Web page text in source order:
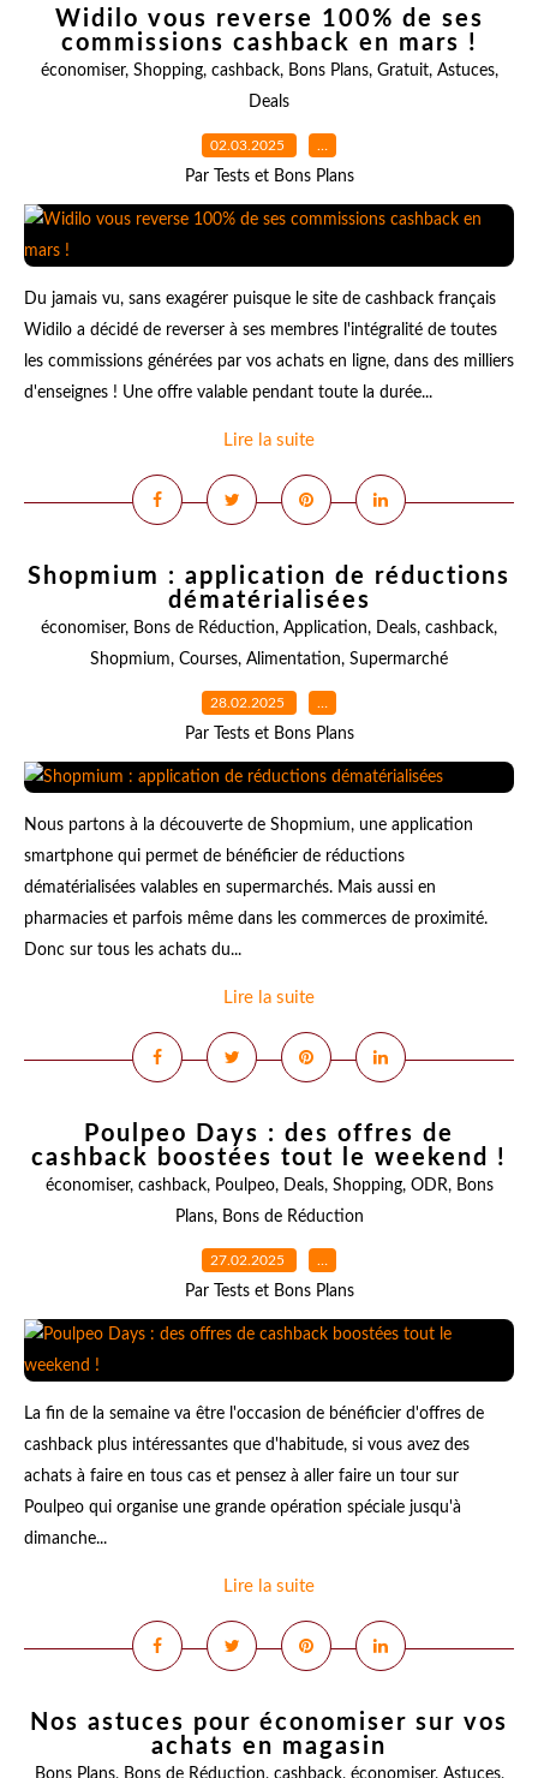
Widilo vous reverse 100% de ses
commissions cashback en mars !
économiser, Shopping, cashback, Bons Plans, Gratuit, Astuces,
Deals
02.03.2025 …
Par Tests et Bons Plans
Du jamais vu, sans exagérer puisque le site de cashback français
Widilo a décidé de reverser à ses membres l'intégralité de toutes
les commissions générées par vos achats en ligne, dans des milliers
d'enseignes ! Une offre valable pendant toute la durée...
Lire la suite
Shopmium : application de réductions
dématérialisées
économiser, Bons de Réduction, Application, Deals, cashback,
Shopmium, Courses, Alimentation, Supermarché
28.02.2025 …
Par Tests et Bons Plans
Nous partons à la découverte de Shopmium, une application
smartphone qui permet de bénéficier de réductions
dématérialisées valables en supermarchés. Mais aussi en
pharmacies et parfois même dans les commerces de proximité.
Donc sur tous les achats du...
Lire la suite
Poulpeo Days : des offres de
cashback boostées tout le weekend !
économiser, cashback, Poulpeo, Deals, Shopping, ODR, Bons
Plans, Bons de Réduction
27.02.2025 …
Par Tests et Bons Plans
La fin de la semaine va être l'occasion de bénéficier d'offres de
cashback plus intéressantes que d'habitude, si vous avez des
achats à faire en tous cas et pensez à aller faire un tour sur
Poulpeo qui organise une grande opération spéciale jusqu'à
dimanche...
Lire la suite
Nos astuces pour économiser sur vos
achats en magasin
Bons Plans, Bons de Réduction, cashback, économiser, Astuces,